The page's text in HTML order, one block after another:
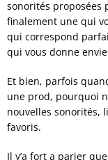
sonorités proposées
finalement une qui
qui correspond
qui vous donne
Et bien, parfois
une prod, pourquoi
nouvelles sonorités,
favoris.
Il y’a fort a parier